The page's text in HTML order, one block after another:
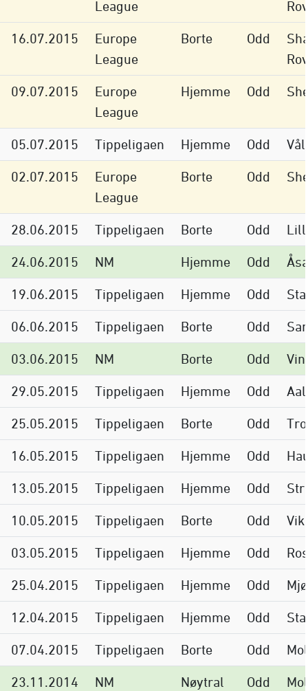
League
16.07.2015
Europe
League
Borte Odd
09.07.2015
Europe
League
Hjemme Odd
05.07.2015 Tippeligaen Hjemme Odd
02.07.2015
Europe
League
Borte Odd
28.06.2015 Tippeligaen Borte Odd
24.06.2015 NM Hjemme Odd
19.06.2015 Tippeligaen Hjemme Odd
06.06.2015 Tippeligaen Borte Odd
03.06.2015 NM Borte Odd
29.05.2015 Tippeligaen Hjemme Odd
25.05.2015 Tippeligaen Borte Odd
16.05.2015 Tippeligaen Hjemme Odd
13.05.2015 Tippeligaen Hjemme Odd
10.05.2015 Tippeligaen Borte Odd
03.05.2015 Tippeligaen Hjemme Odd
25.04.2015 Tippeligaen Hjemme Odd
12.04.2015 Tippeligaen Hjemme Odd
07.04.2015 Tippeligaen Borte Odd
23.11.2014 NM Nøytral Odd